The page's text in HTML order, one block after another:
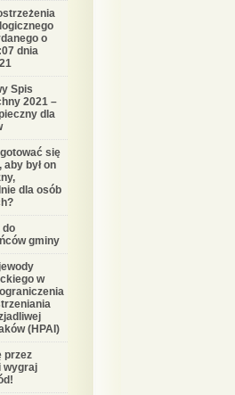
o
dnia
Spis
2021 –
dla
się
aby był on
dla osób
do
gminy
w
(HPAI)
przez
wygraj